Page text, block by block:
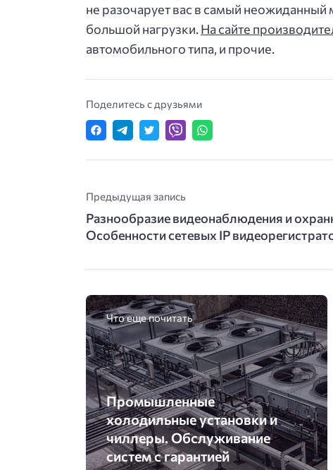
не разочарует вас в самый
большой нагрузки.На сайте
автомобильного типа, и прочие.
Поделитесь с друзьями
Предыдущая запись
Разнообразие видеонаблюдения и
Особенности сетевых IP
Что еще почитать
Промышленные
холодильные установки и
чиллеры. Обслуживание
систем с гарантией